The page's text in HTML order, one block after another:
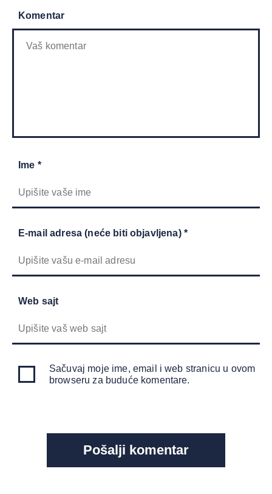
Komentar
Ime *
E-mail adresa (neće biti objavljena) *
Web sajt
Sačuvaj moje ime, email i web stranicu u ovom
browseru za buduće komentare.